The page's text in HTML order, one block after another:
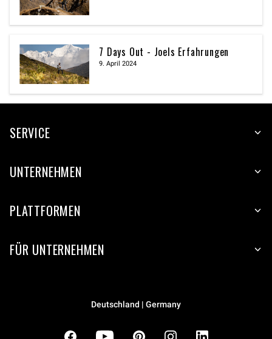
7 Days Out - Joels Erfahrungen
9. April 2024
SERVICE
UNTERNEHMEN
PLATTFORMEN
FÜR UNTERNEHMEN
Deutschland | Germany